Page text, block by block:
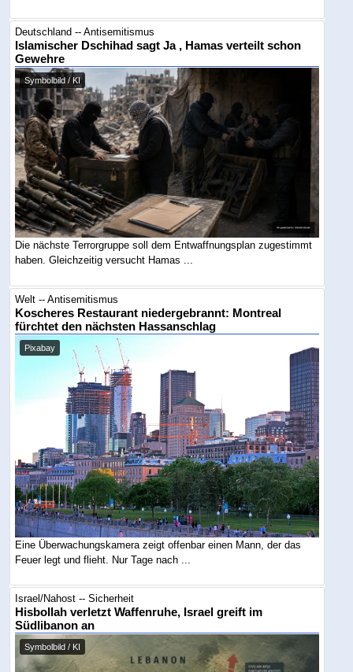
Deutschland -- Antisemitismus
Islamischer Dschihad sagt Ja , Hamas verteilt schon
Gewehre
Symbolbild / KI
Die nächste Terrorgruppe soll dem Entwaffnungsplan zugestimmt
haben. Gleichzeitig versucht Hamas ...
Welt -- Antisemitismus
Koscheres Restaurant niedergebrannt: Montreal
fürchtet den nächsten Hassanschlag
Pixabay
Eine Überwachungskamera zeigt offenbar einen Mann, der das
Feuer legt und flieht. Nur Tage nach ...
Israel/Nahost -- Sicherheit
Hisbollah verletzt Waffenruhe, Israel greift im
Südlibanon an
Symbolbild / KI